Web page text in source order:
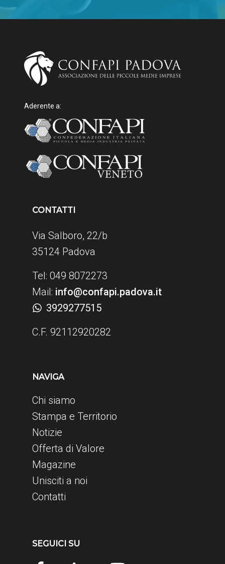
Aderente a:
CONTATTI
Via Salboro, 22/b
35124 Padova
Tel: 049 8072273
Mail: info@confapi.padova.it
3929277515
C.F. 92112920282
NAVIGA
Chi siamo
Stampa e Territorio
Notizie
Offerta di Valore
Magazine
Unisciti a noi
Contatti
SEGUICI SU